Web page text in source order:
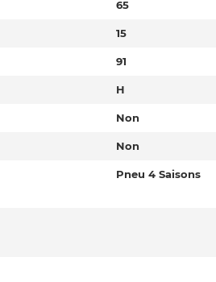
65
15
91
H
Non
Non
Pneu 4 Saisons